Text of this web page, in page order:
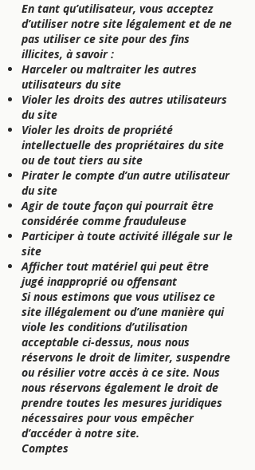
En tant qu’utilisateur, vous acceptez
d’utiliser notre site légalement et de ne
pas utiliser ce site pour des fins
illicites, à savoir :
Harceler ou maltraiter les autres
utilisateurs du site
Violer les droits des autres utilisateurs
du site
Violer les droits de propriété
intellectuelle des propriétaires du site
ou de tout tiers au site
Pirater le compte d’un autre utilisateur
du site
Agir de toute façon qui pourrait être
considérée comme frauduleuse
Participer à toute activité illégale sur le
site
Afficher tout matériel qui peut être
jugé inapproprié ou offensant
Si nous estimons que vous utilisez ce
site illégalement ou d’une manière qui
viole les conditions d’utilisation
acceptable ci-dessus, nous nous
réservons le droit de limiter, suspendre
ou résilier votre accès à ce site. Nous
nous réservons également le droit de
prendre toutes les mesures juridiques
nécessaires pour vous empêcher
d’accéder à notre site.
Comptes